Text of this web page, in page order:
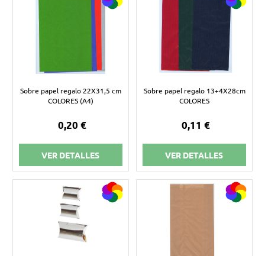
Sobre papel regalo 22X31,5 cm
COLORES (A4)
0,20 €
VER DETALLES
Sobre papel regalo 13+4X28cm
COLORES
0,11 €
VER DETALLES